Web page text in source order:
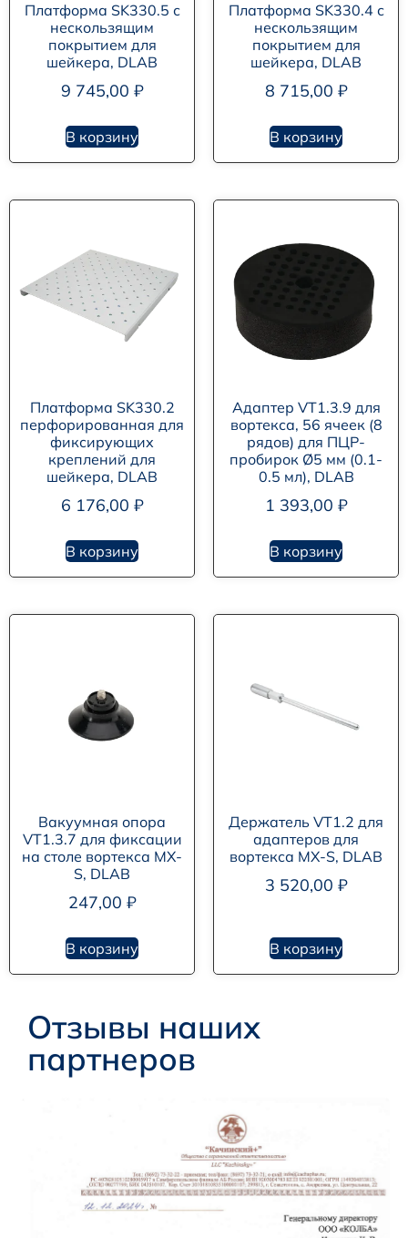
Платформа SK330.5 с
нескользящим
покрытием для
шейкера, DLAB
9 745,00 ₽
В корзину
Платформа SK330.4 с
нескользящим
покрытием для
шейкера, DLAB
8 715,00 ₽
В корзину
Платформа SK330.2
перфорированная для
фиксирующих
креплений для
шейкера, DLAB
6 176,00 ₽
В корзину
Адаптер VT1.3.9 для
вортекса, 56 ячеек (8
рядов) для ПЦР-
пробирок Ø5 мм (0.1-
0.5 мл), DLAB
1 393,00 ₽
В корзину
Вакуумная опора
VT1.3.7 для фиксации
на столе вортекса MX-
S, DLAB
247,00 ₽
В корзину
Держатель VT1.2 для
адаптеров для
вортекса MX-S, DLAB
3 520,00 ₽
В корзину
Отзывы наших
партнеров